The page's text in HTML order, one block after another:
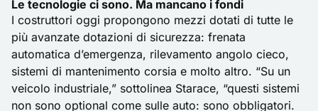
Le tecnologie ci sono. Ma mancano i fondi
I costruttori oggi propongono mezzi dotati di tutte le
più avanzate dotazioni di sicurezza: frenata
automatica d’emergenza, rilevamento angolo cieco,
sistemi di mantenimento corsia e molto altro. “Su un
veicolo industriale,” sottolinea Starace, “questi sistemi
non sono optional come sulle auto: sono obbligatori.